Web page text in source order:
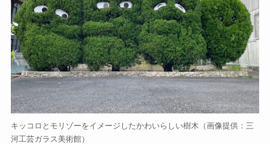
キッコロとモリゾーをイメージしたかわいらしい樹木（画像提供：三
河工芸ガラス美術館）